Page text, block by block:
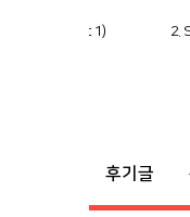
2. Space
후기글